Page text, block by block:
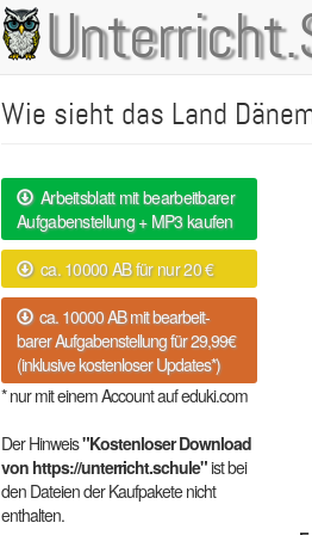
Main
navigation
Wie sieht das Land
Arbeitsblatt mit bearbeitbarer
Aufgabenstellung + MP3 kaufen
ca. 10000 AB für nur 20 €
ca. 10000 AB mit bearbeit-
barer Aufgabenstellung für 29,99€
(inklusive kostenloser Updates*)
* nur mit einem Account auf eduki.com
Der Hinweis"Kostenloser Download
von https://unterricht.schule"ist bei
den Dateien der Kaufpakete nicht
enthalten.